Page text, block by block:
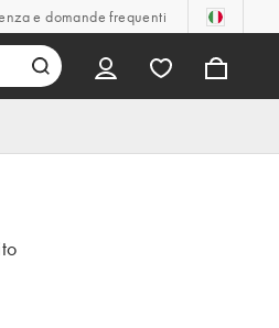
e domande frequenti